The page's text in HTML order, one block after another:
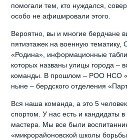
помогали тем, кто нуждался,
особо не афишировали этого.
Вероятно, вы и многие бердчане
пятиэтажек на военную
«Родина», информационные
которых названы улицы города –
команды. В прошлом – РОО НСО
ныне – бердского отделения
Вся наша команда, а это 5
спортом. У нас есть и кандидаты
мастера. Мы все были
«микрорайоновской школы